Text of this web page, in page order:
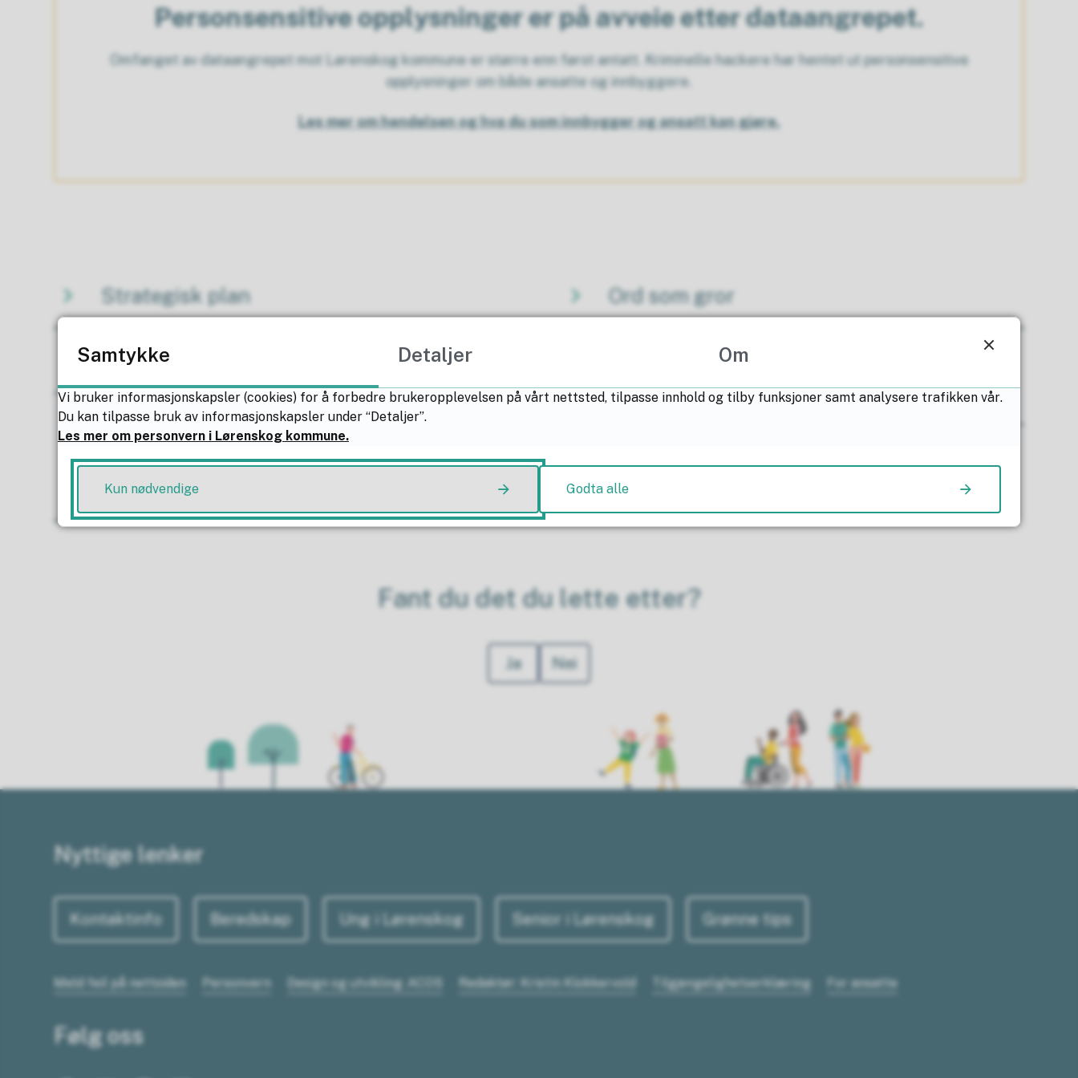
Personsensitive opplysninger er på avveie etter dataangrepet.
Omfanget av dataangrepet mot Lørenskog kommune er større enn først antatt. Kriminelle hackere har hentet ut personsensitive
opplysninger om både ansatte og innbyggere.
Les mer om hendelsen og hva du som innbygger og ansatt kan gjøre.
Strategisk plan Ord som gror
Sees i morgen
Plan for språkopplæring av
minoritetsspråklige elever
Forskrift om omdisponering av timer(PDF,
37 kB)
Fant du det du lette etter?
Ja Nei
Nyttige lenker
Kontaktinfo Beredskap Ung i Lørenskog Senior i Lørenskog Grønne tips
Meld feil på nettsiden Personvern Design og utvikling: ACOS Redaktør: Kristin Klokkervold Tilgjengelighetserklæring For ansatte
Følg oss
Samtykke Detaljer Om
Vi bruker informasjonskapsler (cookies) for å forbedre brukeropplevelsen på vårt nettsted, tilpasse innhold og tilby funksjoner samt analysere trafikken vår.
Du kan tilpasse bruk av informasjonskapsler under “Detaljer”.
Les mer om personvern i Lørenskog kommune.
Kun nødvendige Godta alle